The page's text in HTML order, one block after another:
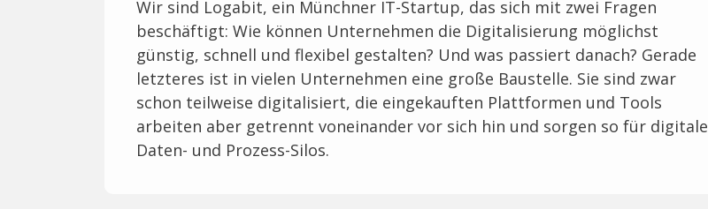
Wir sind Logabit, ein Münchner IT-Startup, das sich mit zwei Fragen
beschäftigt: Wie können Unternehmen die Digitalisierung möglichst
günstig, schnell und flexibel gestalten? Und was passiert danach? Gerade
letzteres ist in vielen Unternehmen eine große Baustelle. Sie sind zwar
schon teilweise digitalisiert, die eingekauften Plattformen und Tools
arbeiten aber getrennt voneinander vor sich hin und sorgen so für digitale
Daten- und Prozess-Silos.